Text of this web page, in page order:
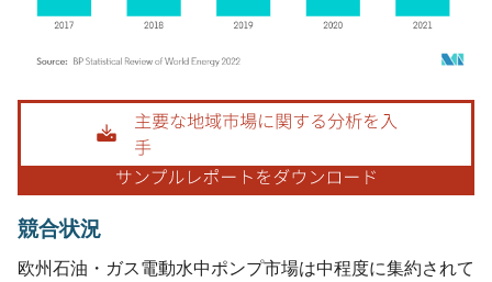
画像 © Mordor Intelligence。再利用にはCC BY 4.0の表示が必要です。
競合状況
欧州石油・ガス電動水中ポンプ市場は中程度に集約されて